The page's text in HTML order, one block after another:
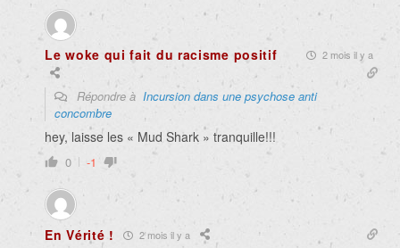
Le woke qui fait du racisme positif 2 mois il y a
Répondre à Incursion dans une psychose anti
concombre
hey, laisse les « Mud Shark » tranquille!!!
0 -1
En Vérité ! 2 mois il y a